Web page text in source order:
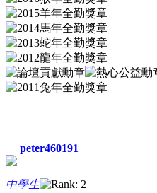
peter460191
中學生